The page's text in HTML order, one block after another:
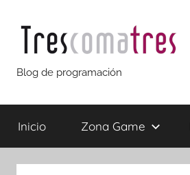
contenido
Trescomatres
Blog de programación
Inicio Zona Game